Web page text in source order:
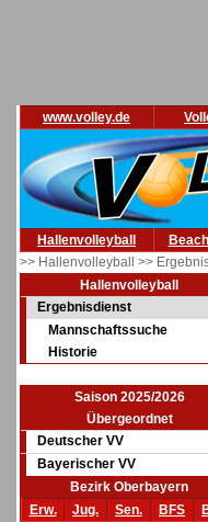
www.volley.de
Hallenvolleyball
>> Hallenvolleyball >>
Hallenvolleyball
Ergebnisdienst
Mannschaftssuche
Historie
Saison 2025/2026
Übergeordnet
Deutscher VV
Bayerischer VV
Bezirk Oberbayern
Erw.
Jug. Sen. BFS